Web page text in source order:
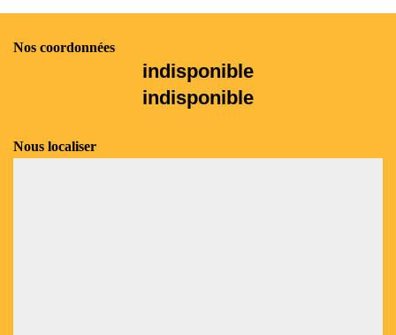
Nos coordonnées
indisponible
indisponible
Nous localiser